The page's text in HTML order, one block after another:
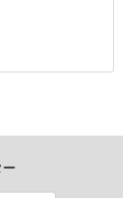
ー